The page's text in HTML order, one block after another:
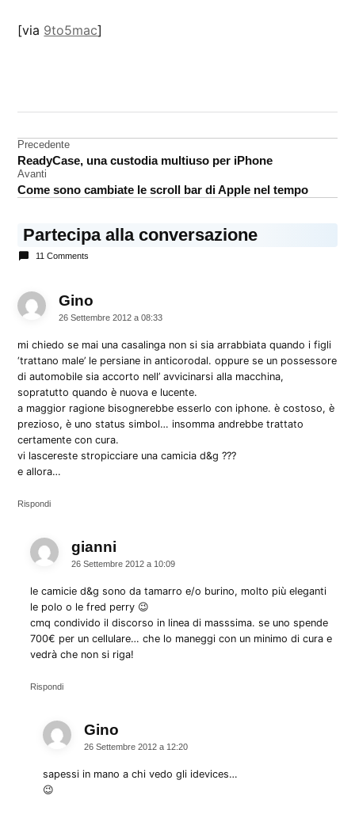
[via 9to5mac]
Phil
Schiller
Navigazione
articoli
Precedente
ReadyCase, una custodia multiuso per iPhone
Avanti
Come sono cambiate le scroll bar di Apple nel tempo
Partecipa alla conversazione
11 Comments
Gino
26 Settembre 2012 a 08:33
mi chiedo se mai una casalinga non si sia arrabbiata quando i figli
‘trattano male’ le persiane in anticorodal. oppure se un possessore
di automobile sia accorto nell’ avvicinarsi alla macchina,
sopratutto quando è nuova e lucente.
a maggior ragione bisognerebbe esserlo con iphone. è costoso, è
prezioso, è uno status simbol… insomma andrebbe trattato
certamente con cura.
vi lascereste stropicciare una camicia d&g ???
e allora…
Rispondi
gianni
26 Settembre 2012 a 10:09
le camicie d&g sono da tamarro e/o burino, molto più eleganti
le polo o le fred perry 😉
cmq condivido il discorso in linea di masssima. se uno spende
700€ per un cellulare… che lo maneggi con un minimo di cura e
vedrà che non si riga!
Rispondi
Gino
26 Settembre 2012 a 12:20
sapessi in mano a chi vedo gli idevices…
😉